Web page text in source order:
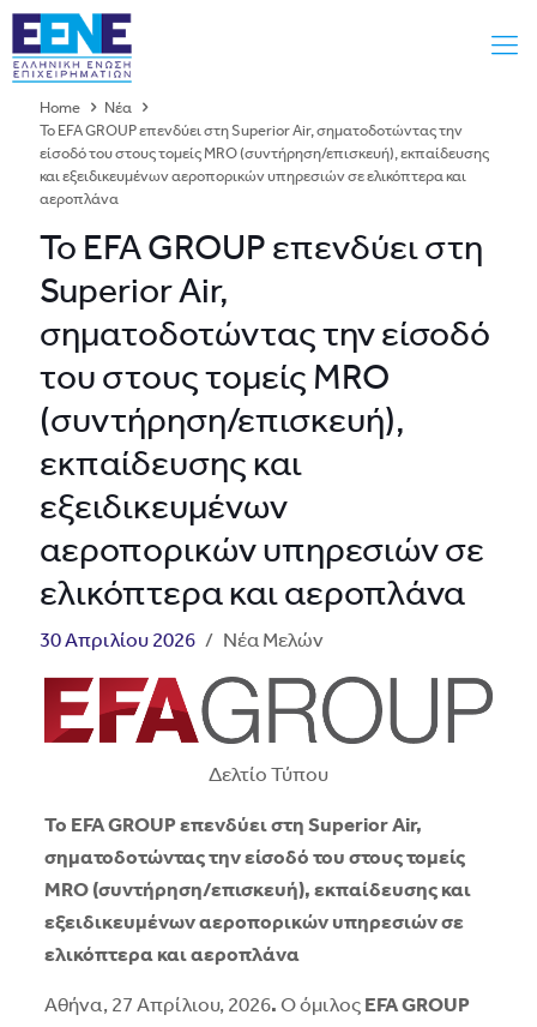
Home
Νέα
Το EFA GROUP επενδύει στη Superior Air, σηματοδοτώντας την
είσοδό του στους τομείς MRO (συντήρηση/επισκευή), εκπαίδευσης
και εξειδικευμένων αεροπορικών υπηρεσιών σε ελικόπτερα και
αεροπλάνα
Το EFA GROUP επενδύει στη
Superior Air,
σηματοδοτώντας την είσοδό
του στους τομείς MRO
(συντήρηση/επισκευή),
εκπαίδευσης και
εξειδικευμένων
αεροπορικών υπηρεσιών σε
ελικόπτερα και αεροπλάνα
30 Απριλίου 2026 / Νέα Μελών
Δελτίο Τύπου
Το EFA GROUP επενδύει στη Superior Air,
σηματοδοτώντας την είσοδό του στους τομείς
MRO (συντήρηση/επισκευή), εκπαίδευσης και
εξειδικευμένων αεροπορικών υπηρεσιών σε
ελικόπτερα και αεροπλάνα
Αθήνα, 27 Απρίλιου, 2026. Ο όμιλος EFA GROUP